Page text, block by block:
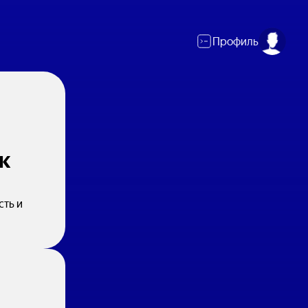
Профиль
и